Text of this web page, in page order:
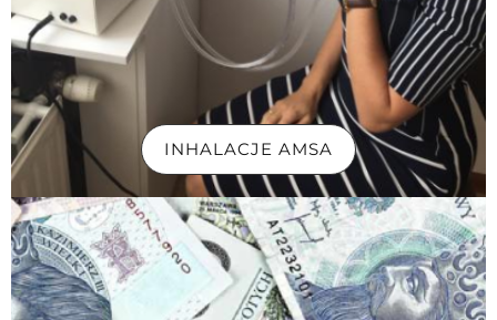
INHALACJE AMSA